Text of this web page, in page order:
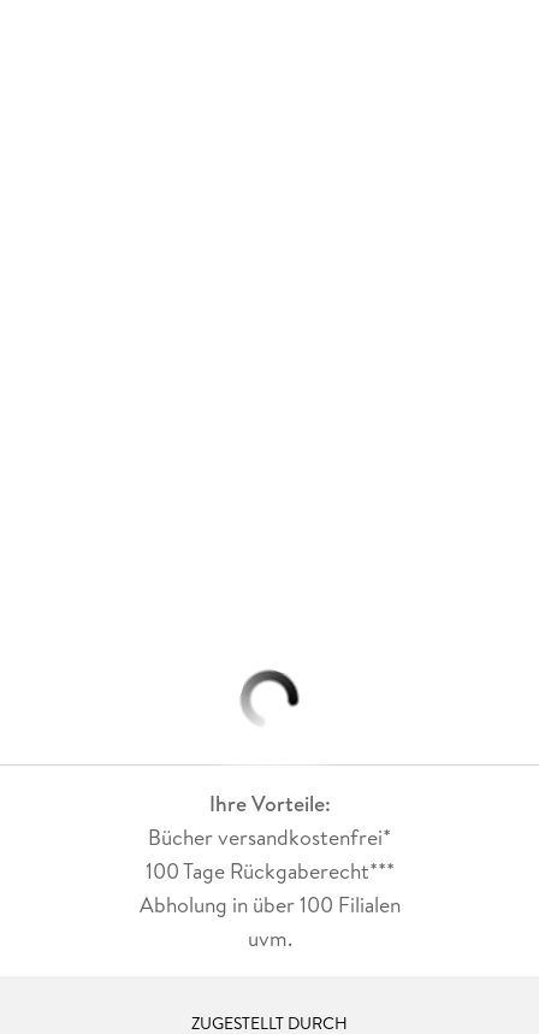
Ihre Vorteile:
Bücher versandkostenfrei*
100 Tage Rückgaberecht***
Abholung in über 100 Filialen
uvm.
ZUGESTELLT DURCH